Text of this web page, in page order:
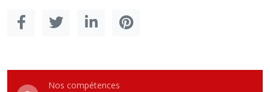
Nos compétences